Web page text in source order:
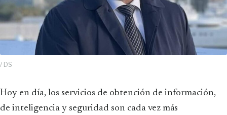
/ DS
Hoy en día, los servicios de obtención de información,
de inteligencia y seguridad son cada vez más